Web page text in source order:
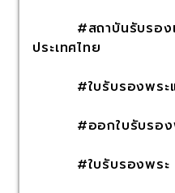
#สถาบันรับรองแ
ประเทศไทย
#ใบรับรองพระ
#ออกใบรับรอง
#ใบรับรองพระ